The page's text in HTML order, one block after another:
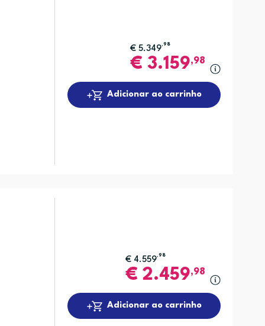
€5.349,98
€3.159,98
Adicionar ao carrinho
€ 4.559,98
€2.459,98
Adicionar ao carrinho